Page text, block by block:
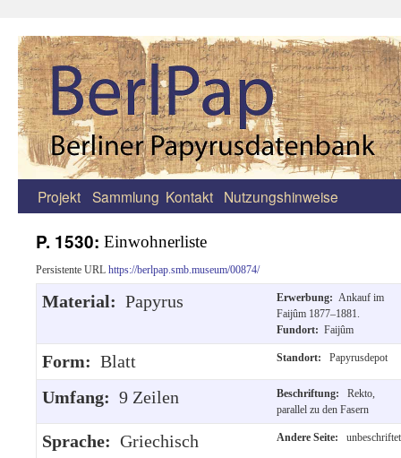
Zum
springen
Projekt Sammlung Kontakt Nutzungshinweise
P. 1530: Einwohnerliste
Persistente URL https://berlpap.smb.museum/00874/
Material: Papyrus Erwerbung: Ankauf im
Faijûm 1877–1881.
Fundort: Faijûm
Form: Blatt Standort: Papyrusdepot
Umfang: 9 Zeilen Beschriftung:
Rekto,
parallel zu den Fasern
Sprache: Griechisch Andere Seite: unbeschriftet